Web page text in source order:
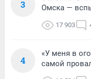
3
Омска —
17 903
4
«У меня в
самой